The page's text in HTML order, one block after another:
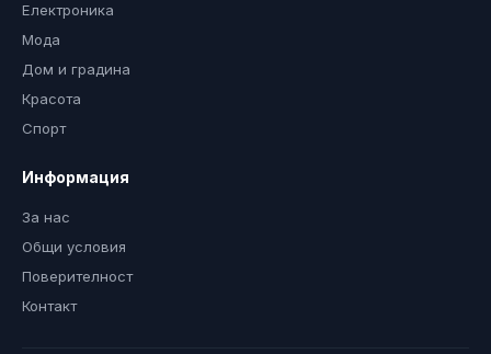
Електроника
Мода
Дом и градина
Красота
Спорт
Информация
За нас
Общи условия
Поверителност
Контакт